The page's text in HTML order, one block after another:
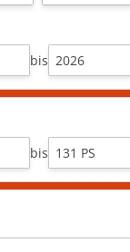
bis
bis